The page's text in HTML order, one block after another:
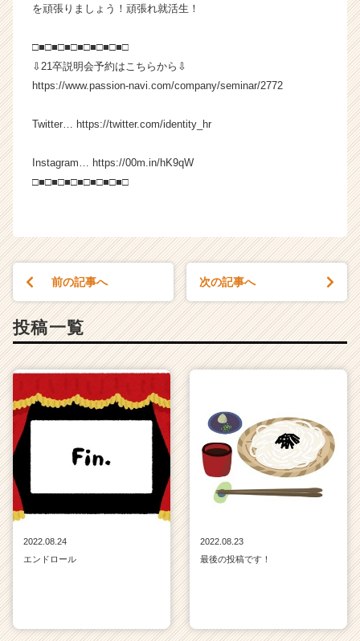
を頑張りましょう！頑張れ就活生！
□■□■□■□■□■□■□■□
⇩21卒説明会予約はこちらから⇩
https://www.passion-navi.com/company/seminar/2772
Twitter… https://twitter.com/identity_hr
Instagram… https://00m.in/hK9qW
□■□■□■□■□■□■□■□
前の記事へ 次の記事へ
投稿一覧
2022.08.24
エンドロール
2022.08.23
最後の投稿です！